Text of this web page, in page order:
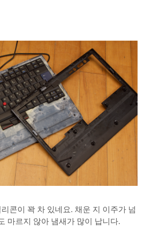
콘이 꽉 차 있네요. 채운 지 이주가 넘
마르지 않아 냄새가 많이 납니다.